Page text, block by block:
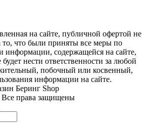
на сайте, публичной офертой не
то, что были приняты все меры по
информации, содержащейся на сайте,
нести ответственности за любой
побочный или косвенный,
информации на сайте.
Беринг Shop
права защищены